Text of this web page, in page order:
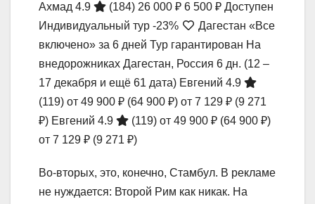
Ахмад 4.9
(184) 26 000 ₽ 6 500 ₽ Доступен
Индивидуальный тур -23%
Дагестан «Все
включено» за 6 дней Тур гарантирован На
внедорожниках Дагестан, Россия 6 дн. (12 –
17 декабря и ещё 61 дата) Евгений 4.9
(119) от 49 900 ₽ (64 900 ₽) от 7 129 ₽ (9 271
₽) Евгений 4.9 (119) от 49 900 ₽ (64 900 ₽)
от 7 129 ₽ (9 271 ₽)
Во-вторых, это, конечно, Стамбул. В рекламе
не нуждается: Второй Рим как никак. На